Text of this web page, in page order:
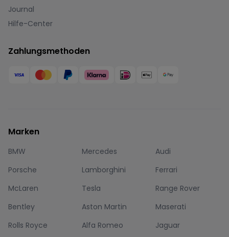
Journal
Hilfe-Center
Zahlungsmethoden
Marken
BMW Mercedes
Audi
Porsche
Lamborghini
Ferrari
McLaren
Tesla
Range Rover
Bentley
Aston Martin
Maserati
Rolls Royce
Alfa Romeo
Jaguar